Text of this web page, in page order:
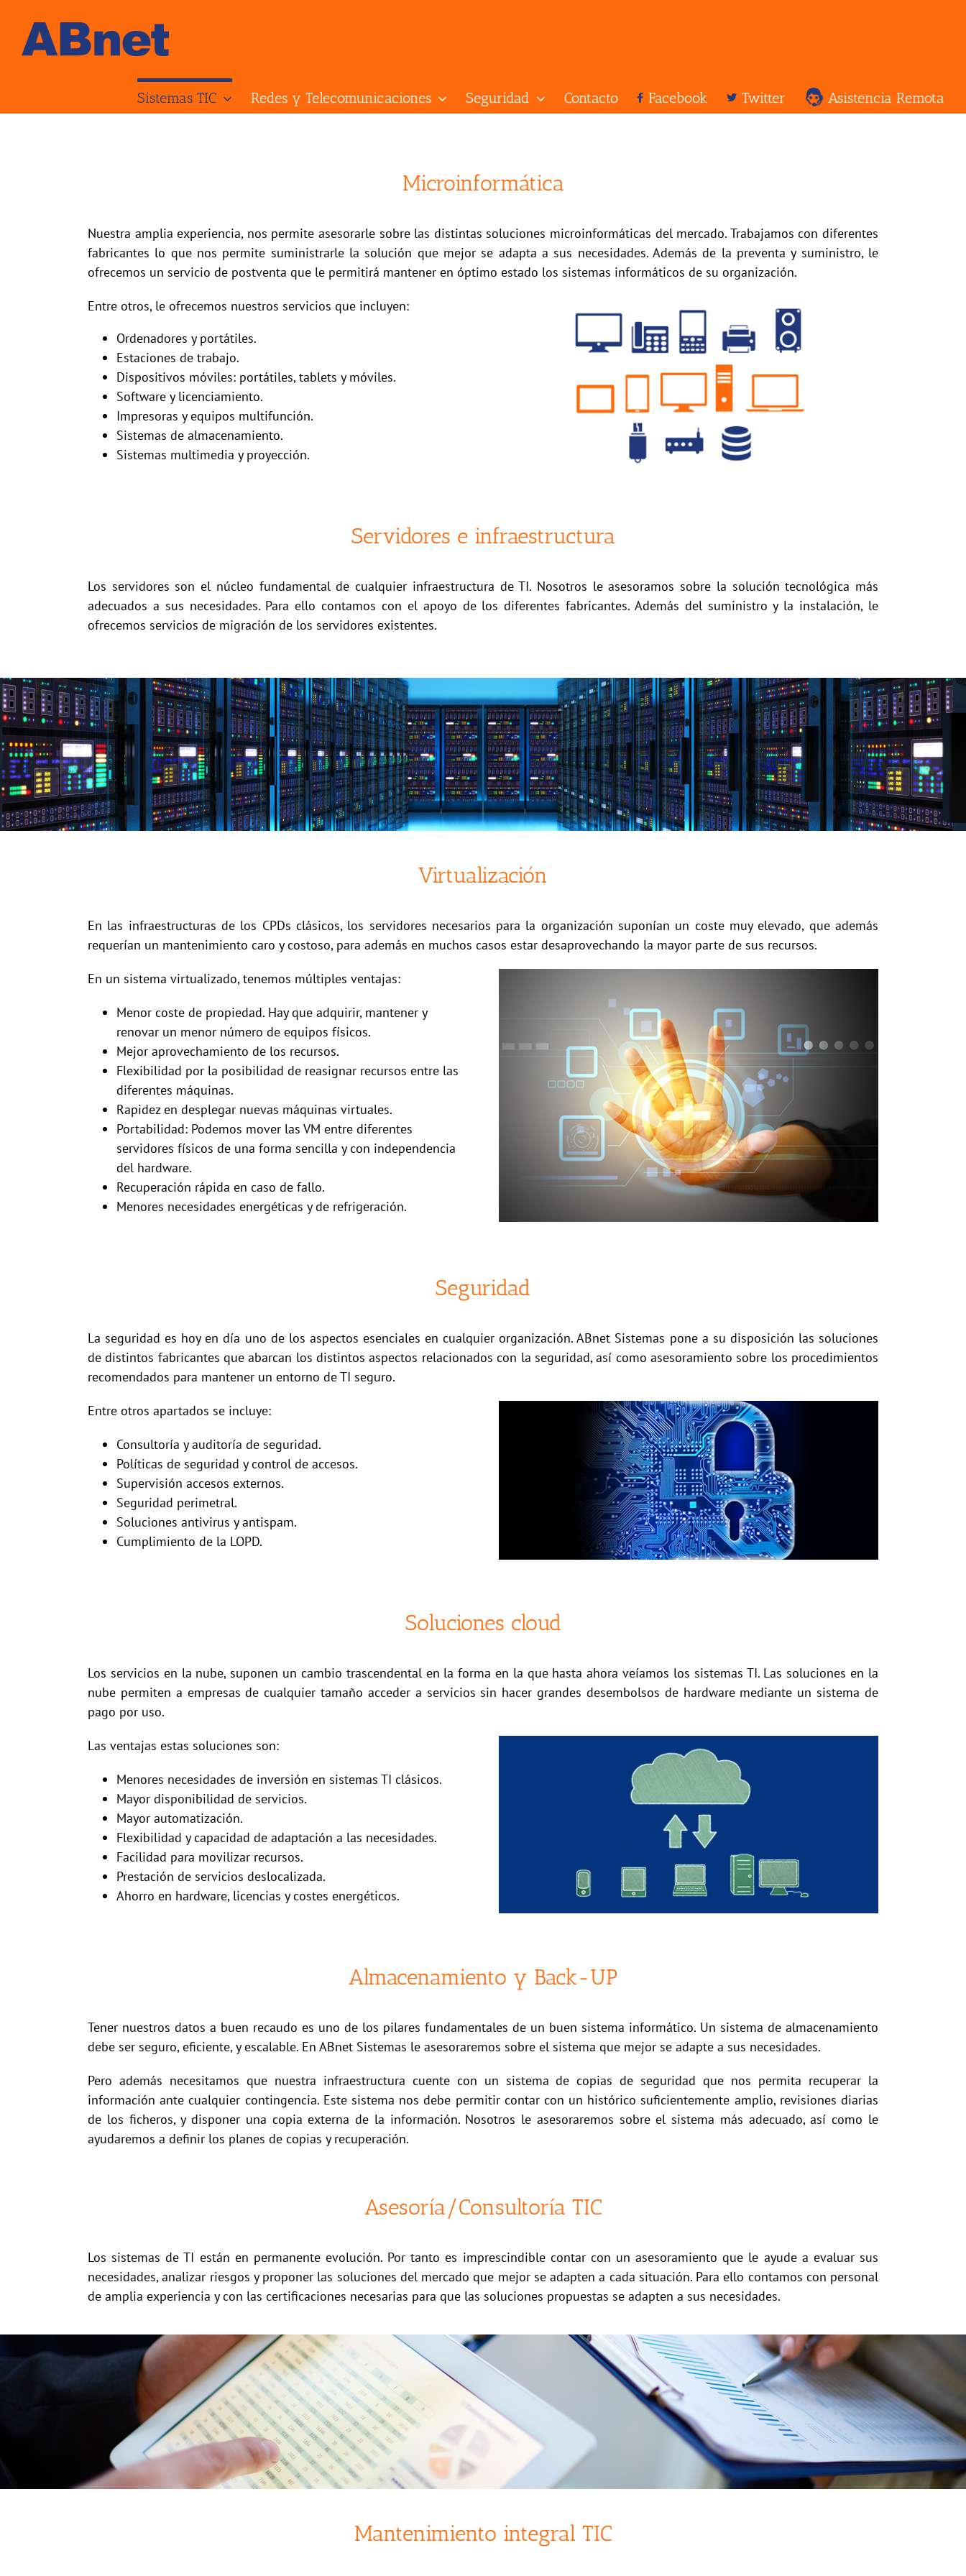
content
Sistemas TIC Redes y Telecomunicaciones Seguridad Contacto Facebook Twitter Asistencia Remota
Microinformática
Nuestra amplia experiencia, nos permite asesorarle sobre las distintas soluciones microinformáticas del mercado. Trabajamos con diferentes
fabricantes lo que nos permite suministrarle la solución que mejor se adapta a sus necesidades. Además de la preventa y suministro, le
ofrecemos un servicio de postventa que le permitirá mantener en óptimo estado los sistemas informáticos de su organización.
Entre otros, le ofrecemos nuestros servicios que incluyen:
Ordenadores y portátiles.
Estaciones de trabajo.
Dispositivos móviles: portátiles, tablets y móviles.
Software y licenciamiento.
Impresoras y equipos multifunción.
Sistemas de almacenamiento.
Sistemas multimedia y proyección.
Servidores e infraestructura
Los servidores son el núcleo fundamental de cualquier infraestructura de TI. Nosotros le asesoramos sobre la solución tecnológica más
adecuados a sus necesidades. Para ello contamos con el apoyo de los diferentes fabricantes. Además del suministro y la instalación, le
ofrecemos servicios de migración de los servidores existentes.
Virtualización
En las infraestructuras de los CPDs clásicos, los servidores necesarios para la organización suponían un coste muy elevado, que además
requerían un mantenimiento caro y costoso, para además en muchos casos estar desaprovechando la mayor parte de sus recursos.
En un sistema virtualizado, tenemos múltiples ventajas:
Menor coste de propiedad. Hay que adquirir, mantener y
renovar un menor número de equipos físicos.
Mejor aprovechamiento de los recursos.
Flexibilidad por la posibilidad de reasignar recursos entre las
diferentes máquinas.
Rapidez en desplegar nuevas máquinas virtuales.
Portabilidad: Podemos mover las VM entre diferentes
servidores físicos de una forma sencilla y con independencia
del hardware.
Recuperación rápida en caso de fallo.
Menores necesidades energéticas y de refrigeración.
Seguridad
La seguridad es hoy en día uno de los aspectos esenciales en cualquier organización. ABnet Sistemas pone a su disposición las soluciones
de distintos fabricantes que abarcan los distintos aspectos relacionados con la seguridad, así como asesoramiento sobre los procedimientos
recomendados para mantener un entorno de TI seguro.
Entre otros apartados se incluye:
Consultoría y auditoría de seguridad.
Políticas de seguridad y control de accesos.
Supervisión accesos externos.
Seguridad perimetral.
Soluciones antivirus y antispam.
Cumplimiento de la LOPD.
Soluciones cloud
Los servicios en la nube, suponen un cambio trascendental en la forma en la que hasta ahora veíamos los sistemas TI. Las soluciones en la
nube permiten a empresas de cualquier tamaño acceder a servicios sin hacer grandes desembolsos de hardware mediante un sistema de
pago por uso.
Las ventajas estas soluciones son:
Menores necesidades de inversión en sistemas TI clásicos.
Mayor disponibilidad de servicios.
Mayor automatización.
Flexibilidad y capacidad de adaptación a las necesidades.
Facilidad para movilizar recursos.
Prestación de servicios deslocalizada.
Ahorro en hardware, licencias y costes energéticos.
Almacenamiento y Back-UP
Tener nuestros datos a buen recaudo es uno de los pilares fundamentales de un buen sistema informático. Un sistema de almacenamiento
debe ser seguro, eficiente, y escalable. En ABnet Sistemas le asesoraremos sobre el sistema que mejor se adapte a sus necesidades.
Pero además necesitamos que nuestra infraestructura cuente con un sistema de copias de seguridad que nos permita recuperar la
información ante cualquier contingencia. Este sistema nos debe permitir contar con un histórico suficientemente amplio, revisiones diarias
de los ficheros, y disponer una copia externa de la información. Nosotros le asesoraremos sobre el sistema más adecuado, así como le
ayudaremos a definir los planes de copias y recuperación.
Asesoría/Consultoría TIC
Los sistemas de TI están en permanente evolución. Por tanto es imprescindible contar con un asesoramiento que le ayude a evaluar sus
necesidades, analizar riesgos y proponer las soluciones del mercado que mejor se adapten a cada situación. Para ello contamos con personal
de amplia experiencia y con las certificaciones necesarias para que las soluciones propuestas se adapten a sus necesidades.
Mantenimiento integral TIC